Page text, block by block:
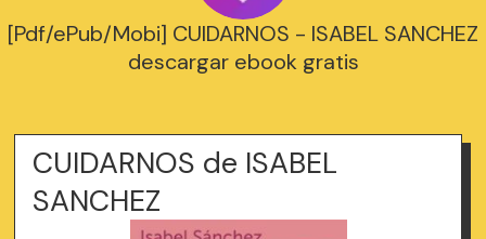
[Pdf/ePub/Mobi] CUIDARNOS - ISABEL SANCHEZ
descargar ebook gratis
CUIDARNOS de ISABEL
SANCHEZ